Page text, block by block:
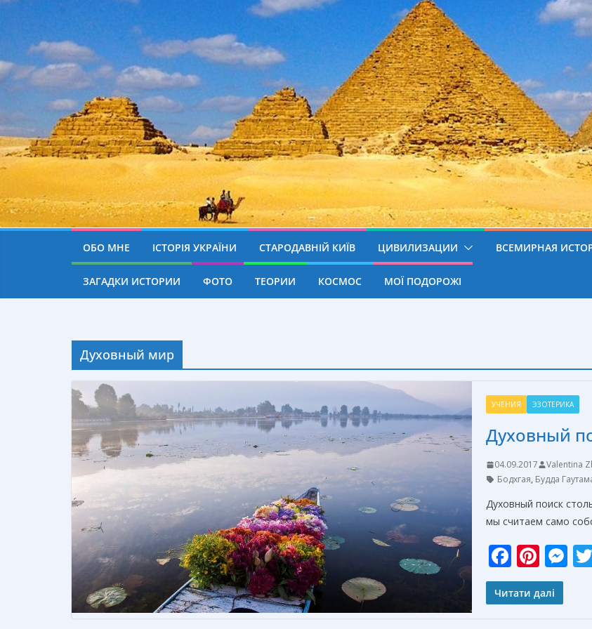
ОБО МНЕ ІСТОРІЯ УКРАЇНИ СТАРОДАВНІЙ КИЇВ ЦИВИЛИЗАЦИИ ВСЕМИРНАЯ
ЗАГАДКИ ИСТОРИИ ФОТО ТЕОРИИ КОСМОС МОЇ ПОДОРОЖІ
Духовный мир
УЧЕНИЯ ЭЗОТЕРИКА
Духовный
04.09.2017 Valentina
Бодхгая, Будда
Духовный поиск
мы считаем само
F
ac
e
Pi
nt
er
M
Читати далі